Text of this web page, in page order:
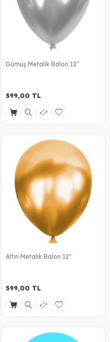
Gümüş Metalik Balon 12"
599,00 TL
Altın Metalik Balon 12"
599,00 TL